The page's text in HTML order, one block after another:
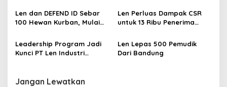
Komisaris
Len dan DEFEND ID Sebar
100 Hewan Kurban, Mulai
Subang, Hingga Surabaya
Len Perluas Dampak CSR
untuk 13 Ribu Penerima
Leadership Program Jadi
Kunci PT Len Industri
Len Lepas 500 Pemudik
Dari Bandung
Jangan Lewatkan